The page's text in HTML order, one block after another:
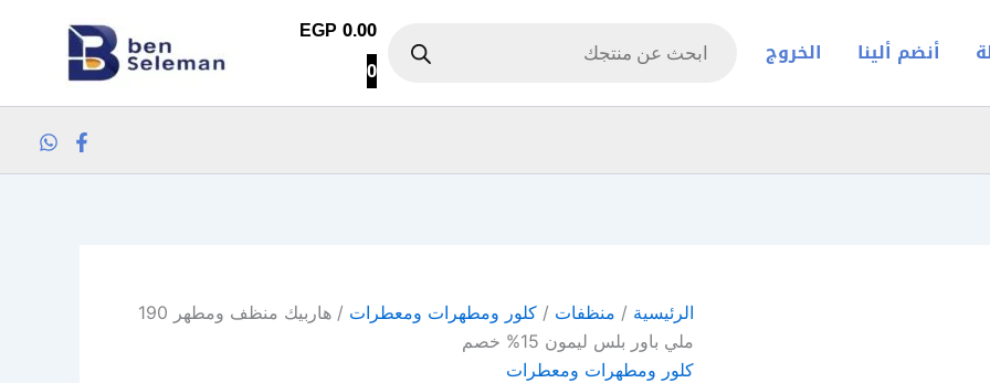
أنضم ألينا الخروج search
EGP0.00
0
الرئيسية / منظفات /كلور ومطهرات ومعطرات
/ هاربيك منظف ومطهر 190
ملي باور بلس ليمون 15% خصم
كلور ومطهرات ومعطرات